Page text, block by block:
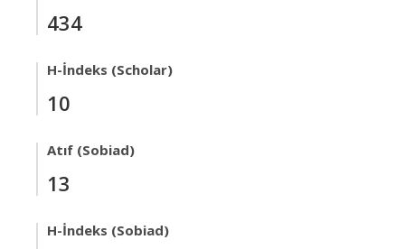
434
H-İndeks (Scholar)
10
Atıf (Sobiad)
13
H-İndeks (Sobiad)